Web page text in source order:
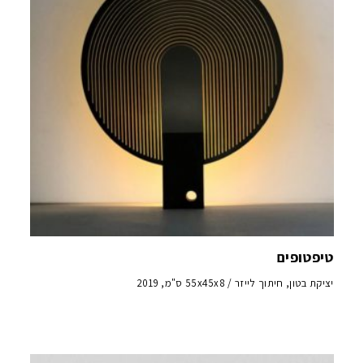
טיפטופים
יציקת בטון, חיתוך לייזר / 55x45x8 ס"מ, 2019